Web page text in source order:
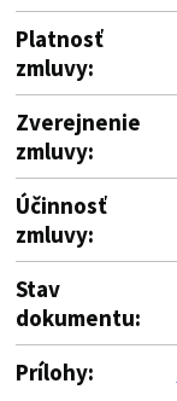
Platnosť
zmluvy:
Zverejnenie
zmluvy:
Účinnosť
zmluvy:
Stav
dokumentu:
Prílohy: